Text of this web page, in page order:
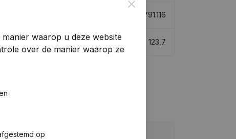
3.791.116
133,5 123,7
Close
waarop u deze website
over de manier waarop ze
op